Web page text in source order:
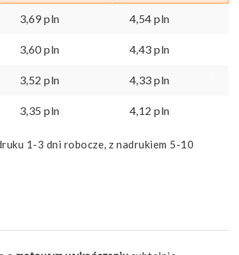
3,69pln 4,54pln
3,60pln 4,43pln
3,52pln 4,33pln
3,35pln 4,12pln
1-3 dni robocze, z nadrukiem 5-10